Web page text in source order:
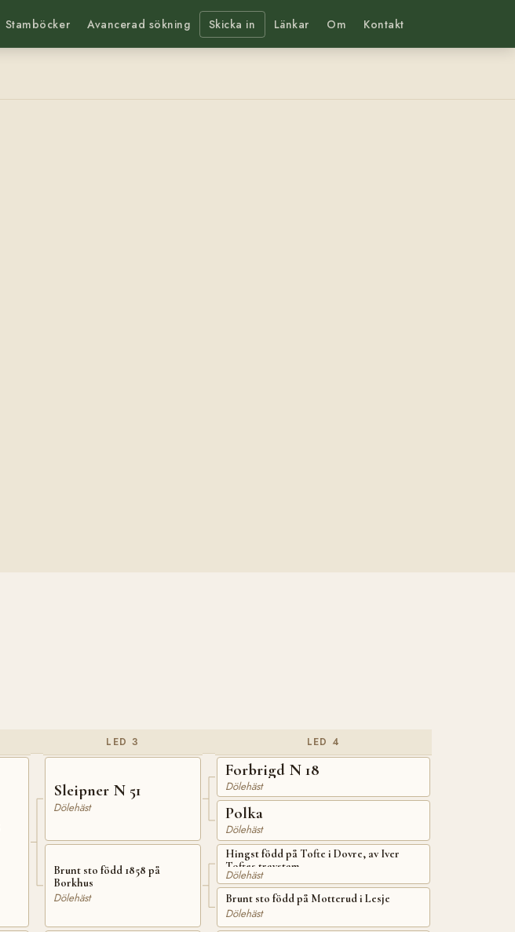
Stamböcker Avancerad sökning Skicka in Länkar Om Kontakt
LED 3
Sleipner N 51
Dölehäst
Brunt sto född 1858 på
Borkhus
Dölehäst
LED 4
Forbrigd N 18
Dölehäst
Polka
Dölehäst
Hingst född på Tofte i Dovre, av Iver
Toftes travstam
Dölehäst
Brunt sto född på Motterud i Lesje
Dölehäst